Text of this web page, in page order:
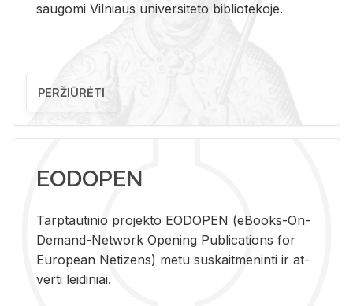
saugomi Vilniaus universiteto bibliotekoje.
PERŽIŪRĖTI
EODOPEN
Tarp­tau­ti­nio pro­jek­to EO­DO­PEN (eBo­oks-On-
De­mand-Ne­twork Ope­ning Pub­li­ca­tions for
Eu­ro­pe­an Ne­ti­zens) metu su­skait­me­nin­ti ir at­
ver­ti lei­di­niai.